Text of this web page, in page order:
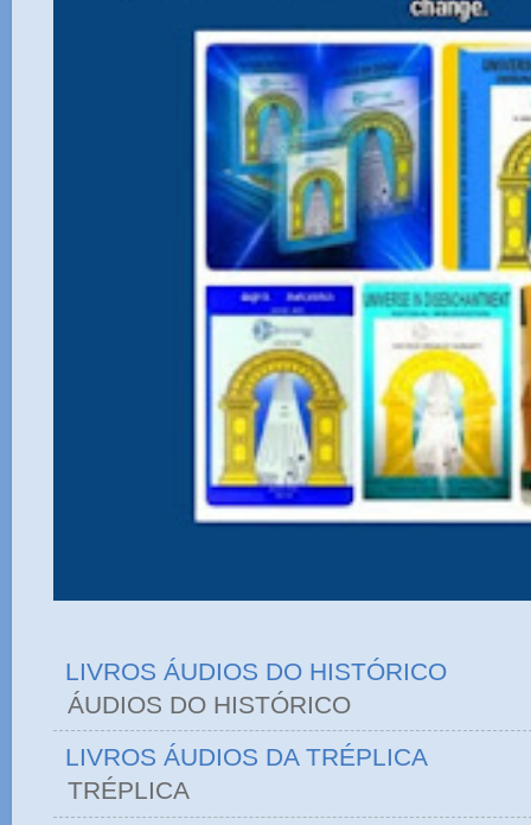
LIVROS ÁUDIOS DO HISTÓRICO
ÁUDIOS DO
LIVROS ÁUDIOS DA TRÉPLICA
TRÉPLICA